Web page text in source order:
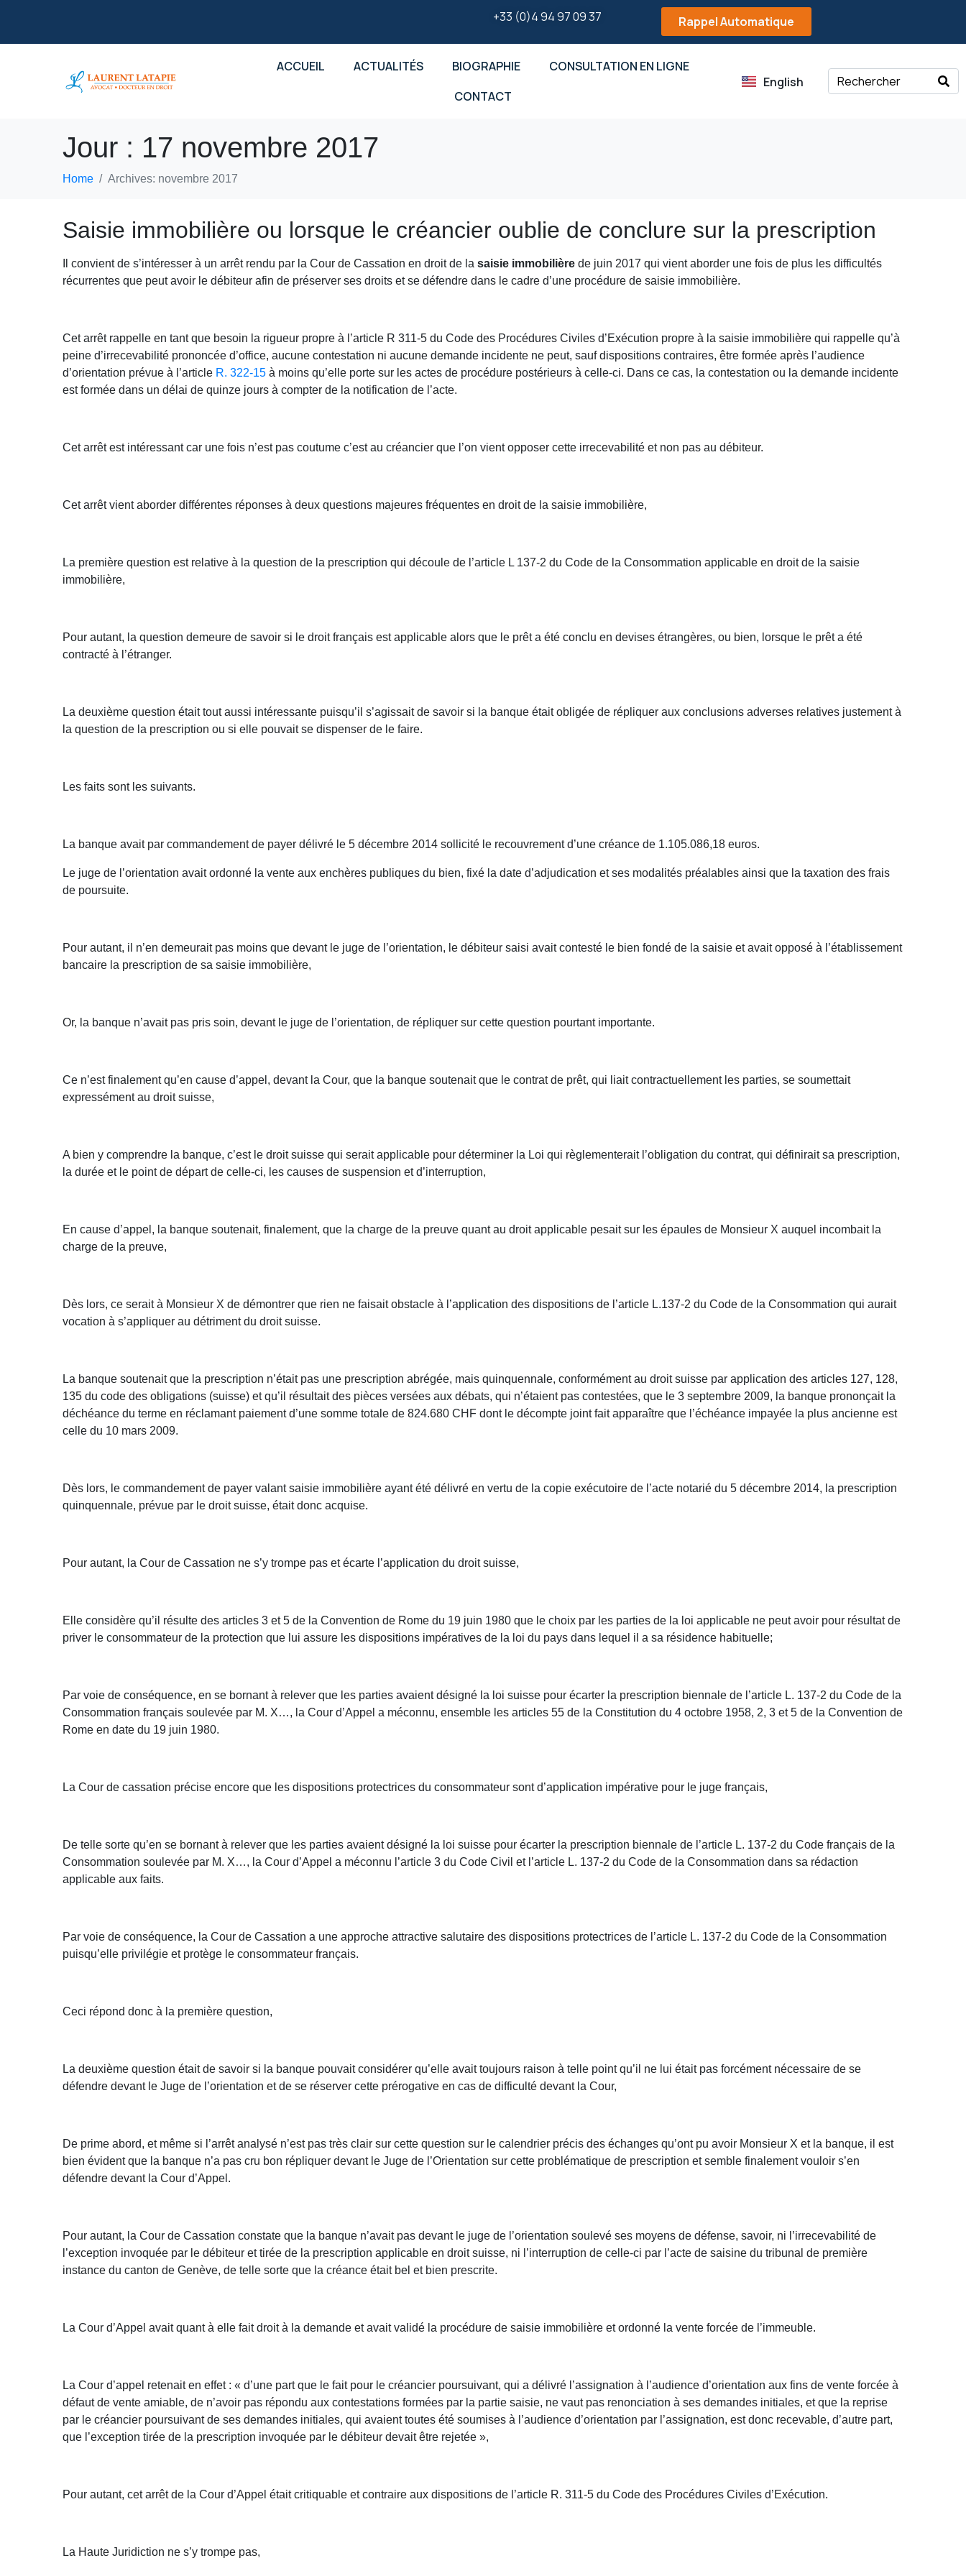
+33 (0)4 94 97 09 37 Rappel Automatique
ACCUEIL ACTUALITÉS BIOGRAPHIE
CONSULTATION EN LIGNE
CONTACT
English
Jour : 17 novembre 2017
Home Archives: novembre 2017
Saisie immobilière ou lorsque le créancier oublie de conclure sur la prescription
Il convient de s’intéresser à un arrêt rendu par la Cour de Cassation en droit de lasaisie immobilière de juin 2017 qui vient aborder une fois de plus les difficultés
récurrentes que peut avoir le débiteur afin de préserver ses droits et se défendre dans le cadre d’une procédure de saisie immobilière.
Cet arrêt rappelle en tant que besoin la rigueur propre à l’article R 311-5 du Code des Procédures Civiles d’Exécution propre à la saisie immobilière qui rappelle qu’à
peine d’irrecevabilité prononcée d’office, aucune contestation ni aucune demande incidente ne peut, sauf dispositions contraires, être formée après l’audience
d’orientation prévue à l’article R. 322-15 à moins qu’elle porte sur les actes de procédure postérieurs à celle-ci. Dans ce cas, la contestation ou la demande incidente
est formée dans un délai de quinze jours à compter de la notification de l’acte.
Cet arrêt est intéressant car une fois n’est pas coutume c’est au créancier que l’on vient opposer cette irrecevabilité et non pas au débiteur.
Cet arrêt vient aborder différentes réponses à deux questions majeures fréquentes en droit de la saisie immobilière,
La première question est relative à la question de la prescription qui découle de l’article L 137-2 du Code de la Consommation applicable en droit de la saisie
immobilière,
Pour autant, la question demeure de savoir si le droit français est applicable alors que le prêt a été conclu en devises étrangères, ou bien, lorsque le prêt a été
contracté à l’étranger.
La deuxième question était tout aussi intéressante puisqu’il s’agissait de savoir si la banque était obligée de répliquer aux conclusions adverses relatives justement à
la question de la prescription ou si elle pouvait se dispenser de le faire.
Les faits sont les suivants.
La banque avait par commandement de payer délivré le 5 décembre 2014 sollicité le recouvrement d’une créance de 1.105.086,18 euros.
Le juge de l’orientation avait ordonné la vente aux enchères publiques du bien, fixé la date d’adjudication et ses modalités préalables ainsi que la taxation des frais
de poursuite.
Pour autant, il n’en demeurait pas moins que devant le juge de l’orientation, le débiteur saisi avait contesté le bien fondé de la saisie et avait opposé à l’établissement
bancaire la prescription de sa saisie immobilière,
Or, la banque n’avait pas pris soin, devant le juge de l’orientation, de répliquer sur cette question pourtant importante.
Ce n’est finalement qu’en cause d’appel, devant la Cour, que la banque soutenait que le contrat de prêt, qui liait contractuellement les parties, se soumettait
expressément au droit suisse,
A bien y comprendre la banque, c’est le droit suisse qui serait applicable pour déterminer la Loi qui règlementerait l’obligation du contrat, qui définirait sa prescription,
la durée et le point de départ de celle-ci, les causes de suspension et d’interruption,
En cause d’appel, la banque soutenait, finalement, que la charge de la preuve quant au droit applicable pesait sur les épaules de Monsieur X auquel incombait la
charge de la preuve,
Dès lors, ce serait à Monsieur X de démontrer que rien ne faisait obstacle à l’application des dispositions de l’article L.137-2 du Code de la Consommation qui aurait
vocation à s’appliquer au détriment du droit suisse.
La banque soutenait que la prescription n’était pas une prescription abrégée, mais quinquennale, conformément au droit suisse par application des articles 127, 128,
135 du code des obligations (suisse) et qu’il résultait des pièces versées aux débats, qui n’étaient pas contestées, que le 3 septembre 2009, la banque prononçait la
déchéance du terme en réclamant paiement d’une somme totale de 824.680 CHF dont le décompte joint fait apparaître que l’échéance impayée la plus ancienne est
celle du 10 mars 2009.
Dès lors, le commandement de payer valant saisie immobilière ayant été délivré en vertu de la copie exécutoire de l’acte notarié du 5 décembre 2014, la prescription
quinquennale, prévue par le droit suisse, était donc acquise.
Pour autant, la Cour de Cassation ne s’y trompe pas et écarte l’application du droit suisse,
Elle considère qu’il résulte des articles 3 et 5 de la Convention de Rome du 19 juin 1980 que le choix par les parties de la loi applicable ne peut avoir pour résultat de
priver le consommateur de la protection que lui assure les dispositions impératives de la loi du pays dans lequel il a sa résidence habituelle;
Par voie de conséquence, en se bornant à relever que les parties avaient désigné la loi suisse pour écarter la prescription biennale de l’article L. 137-2 du Code de la
Consommation français soulevée par M. X…, la Cour d’Appel a méconnu, ensemble les articles 55 de la Constitution du 4 octobre 1958, 2, 3 et 5 de la Convention de
Rome en date du 19 juin 1980.
La Cour de cassation précise encore que les dispositions protectrices du consommateur sont d’application impérative pour le juge français,
De telle sorte qu’en se bornant à relever que les parties avaient désigné la loi suisse pour écarter la prescription biennale de l’article L. 137-2 du Code français de la
Consommation soulevée par M. X…, la Cour d’Appel a méconnu l’article 3 du Code Civil et l’article L. 137-2 du Code de la Consommation dans sa rédaction
applicable aux faits.
Par voie de conséquence, la Cour de Cassation a une approche attractive salutaire des dispositions protectrices de l’article L. 137-2 du Code de la Consommation
puisqu’elle privilégie et protège le consommateur français.
Ceci répond donc à la première question,
La deuxième question était de savoir si la banque pouvait considérer qu’elle avait toujours raison à telle point qu’il ne lui était pas forcément nécessaire de se
défendre devant le Juge de l’orientation et de se réserver cette prérogative en cas de difficulté devant la Cour,
De prime abord, et même si l’arrêt analysé n’est pas très clair sur cette question sur le calendrier précis des échanges qu’ont pu avoir Monsieur X et la banque, il est
bien évident que la banque n’a pas cru bon répliquer devant le Juge de l’Orientation sur cette problématique de prescription et semble finalement vouloir s’en
défendre devant la Cour d’Appel.
Pour autant, la Cour de Cassation constate que la banque n’avait pas devant le juge de l’orientation soulevé ses moyens de défense, savoir, ni l’irrecevabilité de
l’exception invoquée par le débiteur et tirée de la prescription applicable en droit suisse, ni l’interruption de celle-ci par l’acte de saisine du tribunal de première
instance du canton de Genève, de telle sorte que la créance était bel et bien prescrite.
La Cour d’Appel avait quant à elle fait droit à la demande et avait validé la procédure de saisie immobilière et ordonné la vente forcée de l’immeuble.
La Cour d’appel retenait en effet : « d’une part que le fait pour le créancier poursuivant, qui a délivré l’assignation à l’audience d’orientation aux fins de vente forcée à
défaut de vente amiable, de n’avoir pas répondu aux contestations formées par la partie saisie, ne vaut pas renonciation à ses demandes initiales, et que la reprise
par le créancier poursuivant de ses demandes initiales, qui avaient toutes été soumises à l’audience d’orientation par l’assignation, est donc recevable, d’autre part,
que l’exception tirée de la prescription invoquée par le débiteur devait être rejetée »,
Pour autant, cet arrêt de la Cour d’Appel était critiquable et contraire aux dispositions de l’article R. 311-5 du Code des Procédures Civiles d’Exécution.
La Haute Juridiction ne s’y trompe pas,